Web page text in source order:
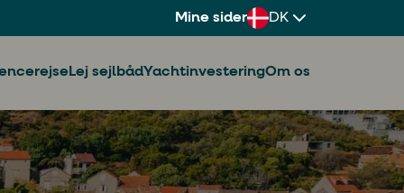
Mine sider DK
Lej sejlbådYachtinvesteringOm os